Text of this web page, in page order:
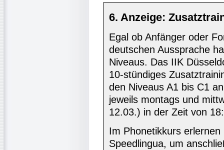
6. Anzeige:
Egal ob Anfänger oder
deutschen Aussprache
Niveaus. Das IIK
10-stündiges
den Niveaus A1 bis C1
jeweils montags und
12.03.) in der Zeit von
Im Phonetikkurs
Speedlingua, um